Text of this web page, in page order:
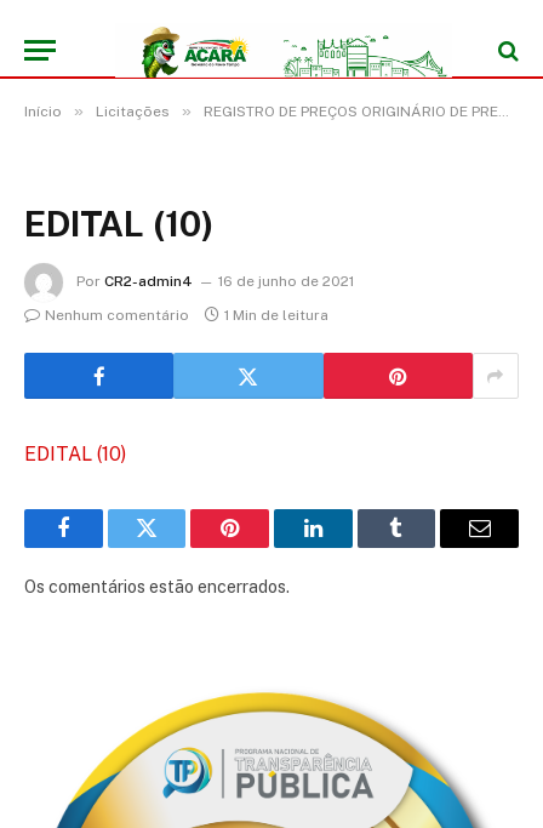
Início » Licitações » REGISTRO DE PREÇOS ORIGINÁRIO DE PREGÃO ELETRÔNICO 015/2021 (REGISTRO DE PREÇO PARA FUTURA E EVENTUAL AQUISIÇÃO DE MEDICAMENTOS DE USO CONTROLADO OBJETIVANDO ATENDER AS NECESSIDADES DA PROGRAMA FARMÁCIA BÁSICA NO MUNICÍPIO DE ACARÁ/PA)
EDITAL (10)
Por CR2-admin4
16 de junho de 2021
Nenhum comentário
1 Min de leitura
EDITAL (10)
FacebookTwitter Pinterest LinkedInTumblr
E-
Os comentários estão encerrados.